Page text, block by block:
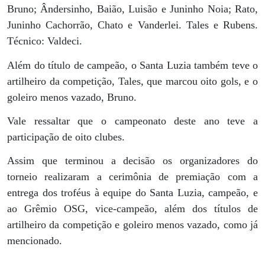
Bruno; Ândersinho, Baião, Luisão e Juninho Noia; Rato,
Juninho Cachorrão, Chato e Vanderlei. Tales e Rubens.
Técnico: Valdeci.
Além do título de campeão, o Santa Luzia também teve o
artilheiro da competição, Tales, que marcou oito gols, e o
goleiro menos vazado, Bruno.
Vale ressaltar que o campeonato deste ano teve a
participação de oito clubes.
Assim que terminou a decisão os organizadores do
torneio realizaram a cerimônia de premiação com a
entrega dos troféus à equipe do Santa Luzia, campeão, e
ao Grêmio OSG, vice-campeão, além dos títulos de
artilheiro da competição e goleiro menos vazado, como já
mencionado.